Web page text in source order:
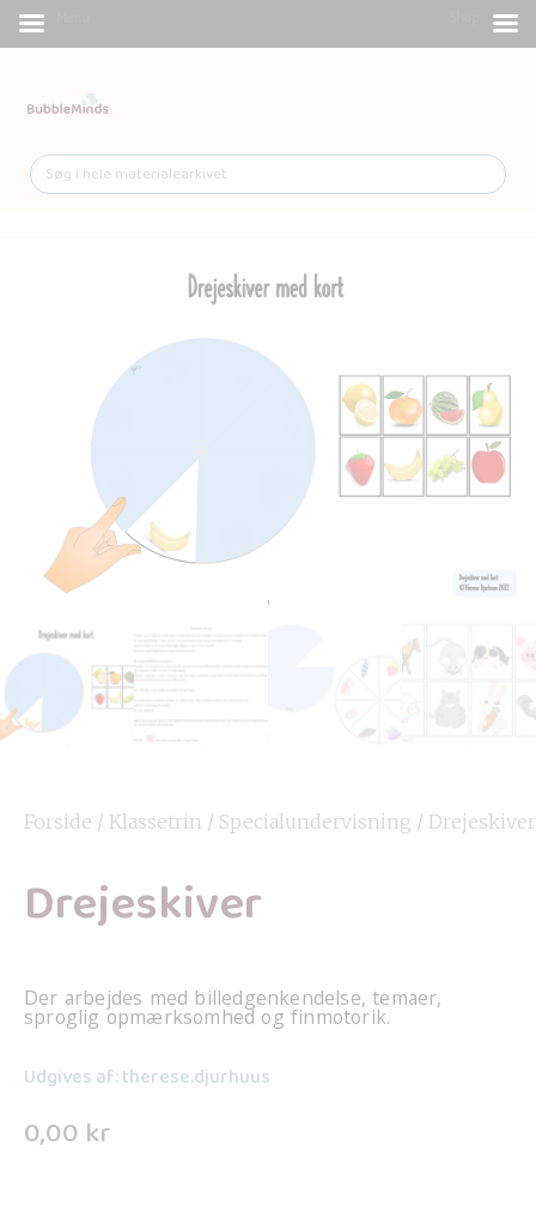
Forside / Klassetrin / Specialundervisning / Drejeskiver
Drejeskiver
Der arbejdes med billedgenkendelse, temaer,
sproglig opmærksomhed og finmotorik.
Udgives af: therese.djurhuus
0,00 kr